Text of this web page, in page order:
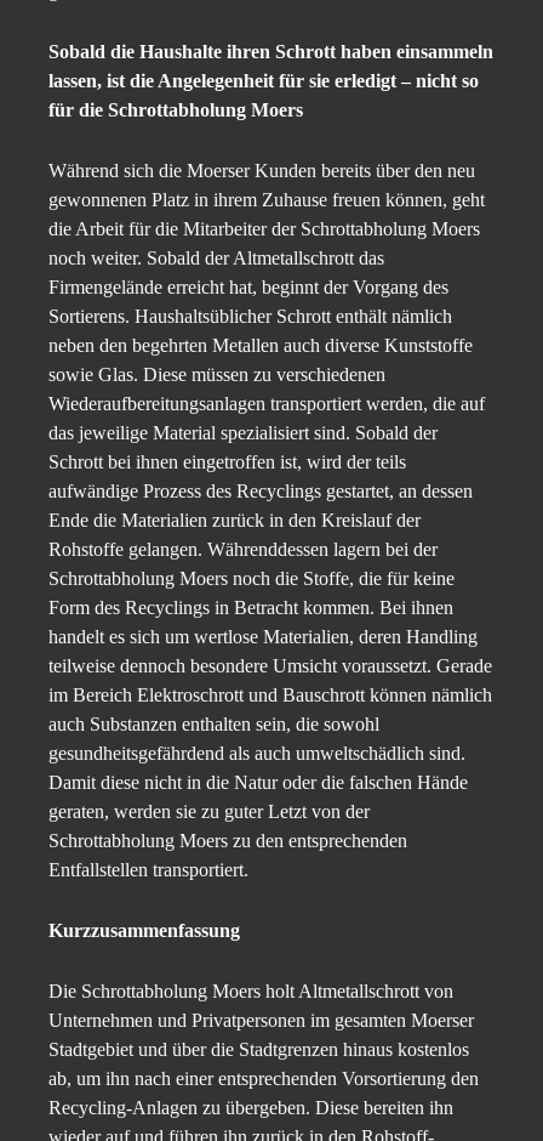
Sobald die Haushalte ihren Schrott haben einsammeln
lassen, ist die Angelegenheit für sie erledigt – nicht so
für die Schrottabholung Moers
Während sich die Moerser Kunden bereits über den neu
gewonnenen Platz in ihrem Zuhause freuen können, geht
die Arbeit für die Mitarbeiter der Schrottabholung Moers
noch weiter. Sobald der Altmetallschrott das
Firmengelände erreicht hat, beginnt der Vorgang des
Sortierens. Haushaltsüblicher Schrott enthält nämlich
neben den begehrten Metallen auch diverse Kunststoffe
sowie Glas. Diese müssen zu verschiedenen
Wiederaufbereitungsanlagen transportiert werden, die auf
das jeweilige Material spezialisiert sind. Sobald der
Schrott bei ihnen eingetroffen ist, wird der teils
aufwändige Prozess des Recyclings gestartet, an dessen
Ende die Materialien zurück in den Kreislauf der
Rohstoffe gelangen. Währenddessen lagern bei der
Schrottabholung Moers noch die Stoffe, die für keine
Form des Recyclings in Betracht kommen. Bei ihnen
handelt es sich um wertlose Materialien, deren Handling
teilweise dennoch besondere Umsicht voraussetzt. Gerade
im Bereich Elektroschrott und Bauschrott können nämlich
auch Substanzen enthalten sein, die sowohl
gesundheitsgefährdend als auch umweltschädlich sind.
Damit diese nicht in die Natur oder die falschen Hände
geraten, werden sie zu guter Letzt von der
Schrottabholung Moers zu den entsprechenden
Entfallstellen transportiert.
Kurzzusammenfassung
Die Schrottabholung Moers holt Altmetallschrott von
Unternehmen und Privatpersonen im gesamten Moerser
Stadtgebiet und über die Stadtgrenzen hinaus kostenlos
ab, um ihn nach einer entsprechenden Vorsortierung den
Recycling-Anlagen zu übergeben. Diese bereiten ihn
wieder auf und führen ihn zurück in den Rohstoff-